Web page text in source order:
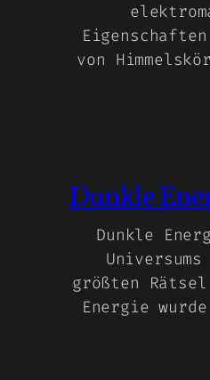
von
Dunkle
Dunkle
größten
Energie